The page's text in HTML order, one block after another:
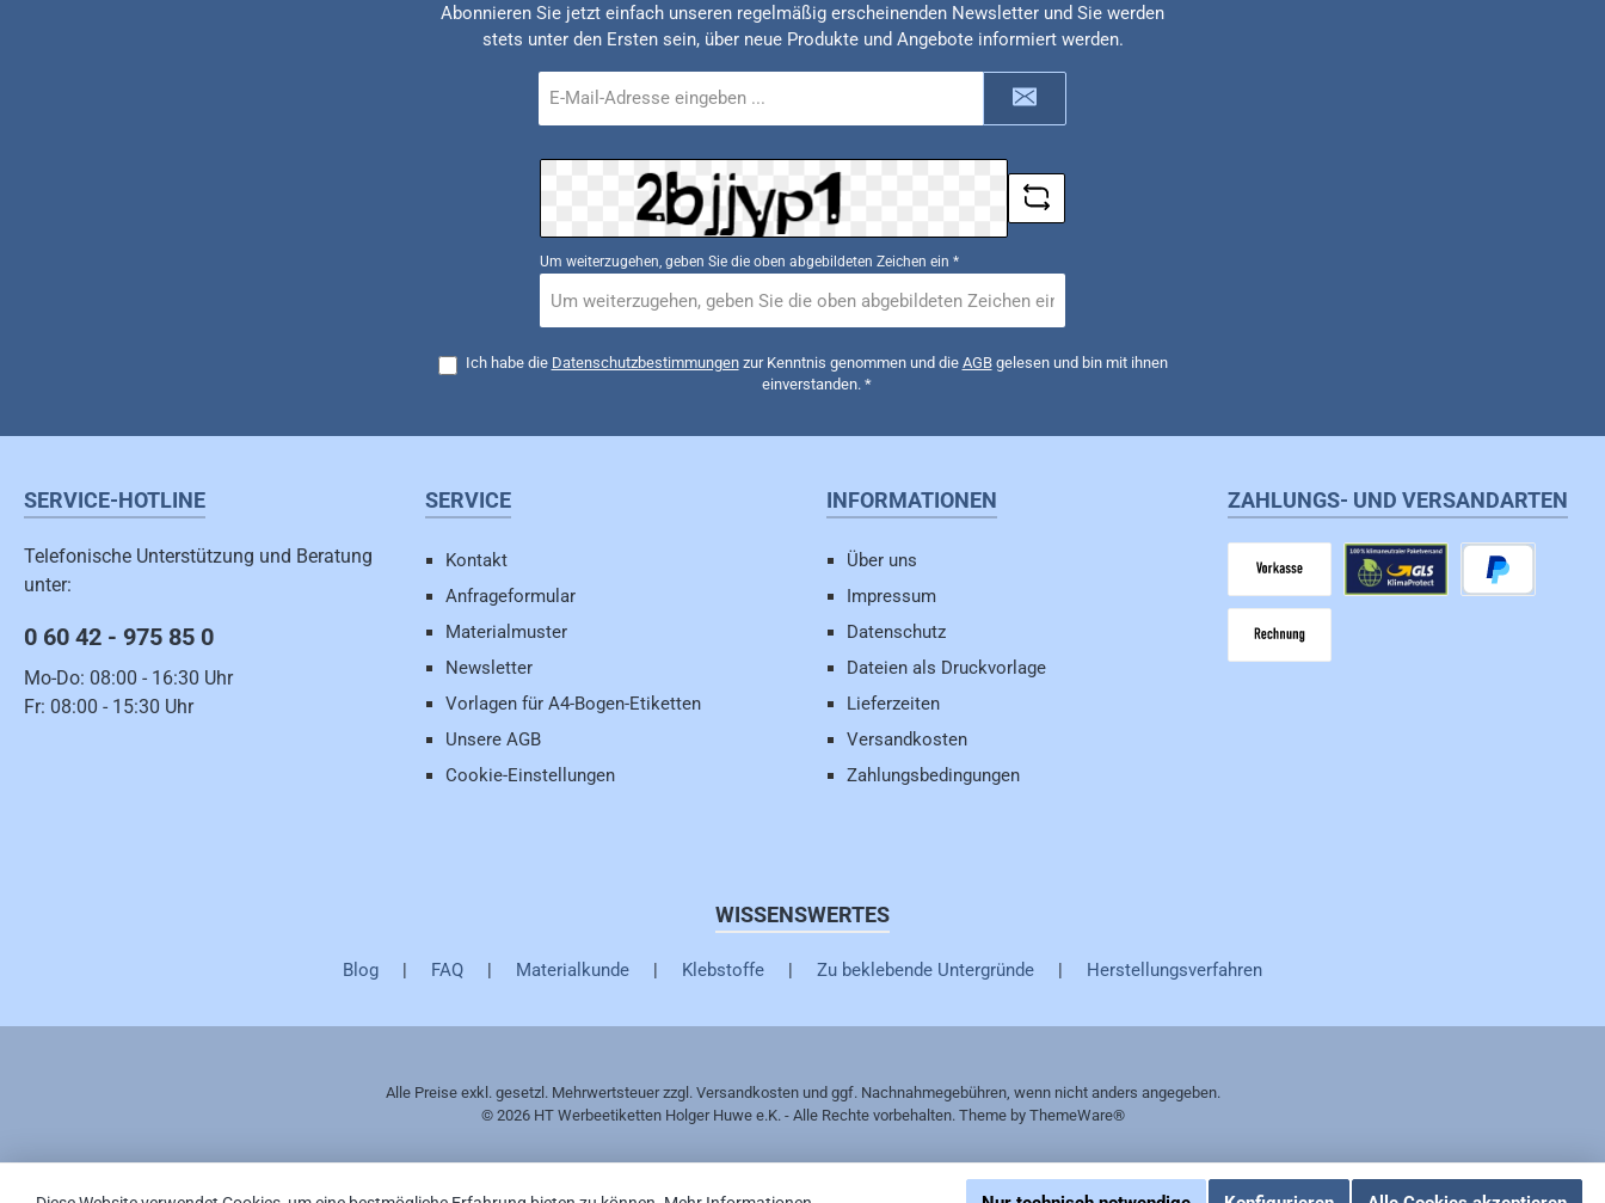
Abonnieren Sie jetzt einfach unseren regelmäßig erscheinenden Newsletter und Sie werden
stets unter den Ersten sein, über neue Produkte und Angebote informiert werden.
Mail-
Adresse
Um weiterzugehen, geben Sie die oben abgebildeten Zeichen ein *
Ich habe die Datenschutzbestimmungenzur Kenntnis genommen und die AGBgelesen und bin mit ihnen
einverstanden. *
SERVICE-HOTLINE
Telefonische Unterstützung und Beratung
unter:
0 60 42 - 975 85 0
Mo-Do: 08:00 - 16:30 Uhr
Fr: 08:00 - 15:30 Uhr
SERVICE
Kontakt
Anfrageformular
Materialmuster
Newsletter
Vorlagen für A4-Bogen-Etiketten
Unsere AGB
Cookie-Einstellungen
INFORMATIONEN
Über uns
Impressum
Datenschutz
Dateien als Druckvorlage
Lieferzeiten
Versandkosten
Zahlungsbedingungen
ZAHLUNGS- UND VERSANDARTEN
Vorkasse
WISSENSWERTES
Blog FAQ Materialkunde Klebstoffe Zu beklebende Untergründe Herstellungsverfahren
Alle Preise exkl. gesetzl. Mehrwertsteuer zzgl. Versandkostenund ggf. Nachnahmegebühren, wenn nicht anders angegeben.
© 2026 HT Werbeetiketten Holger Huwe e.K. - Alle Rechte vorbehalten. Theme by ThemeWare®